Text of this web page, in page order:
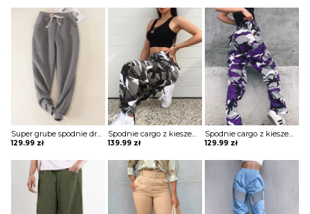
Super grube spodnie dresowe z gładkim sznurkiem w talii szorty Willamina
129.99 zł
Spodnie cargo z kieszeniami w kamuflażu Tinisha
139.99 zł
Spodnie cargo z kieszeniami w kamuflażu Annegien
129.99 zł